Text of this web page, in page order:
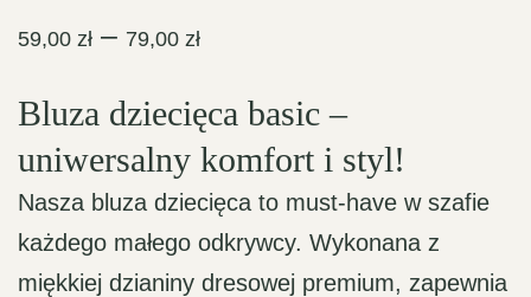
59,00 zł – 79,00 złZakres
od
59,00 zł
do
79,00 zł
Bluza dziecięca basic –
uniwersalny komfort i styl!
Nasza bluza dziecięca to must-have w szafie
każdego małego odkrywcy. Wykonana z
miękkiej dzianiny dresowej premium, zapewnia